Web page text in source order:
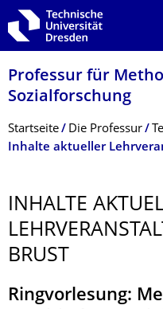
Zur Hauptnavigation springen
Zur Suche springen
Zum Inhalt springen
Professur für
Sozialforschung
Breadcrumb-Menü
Startseite Die Professur
Inhalte aktueller
INHALTE
BRUST
Ringvorlesung: